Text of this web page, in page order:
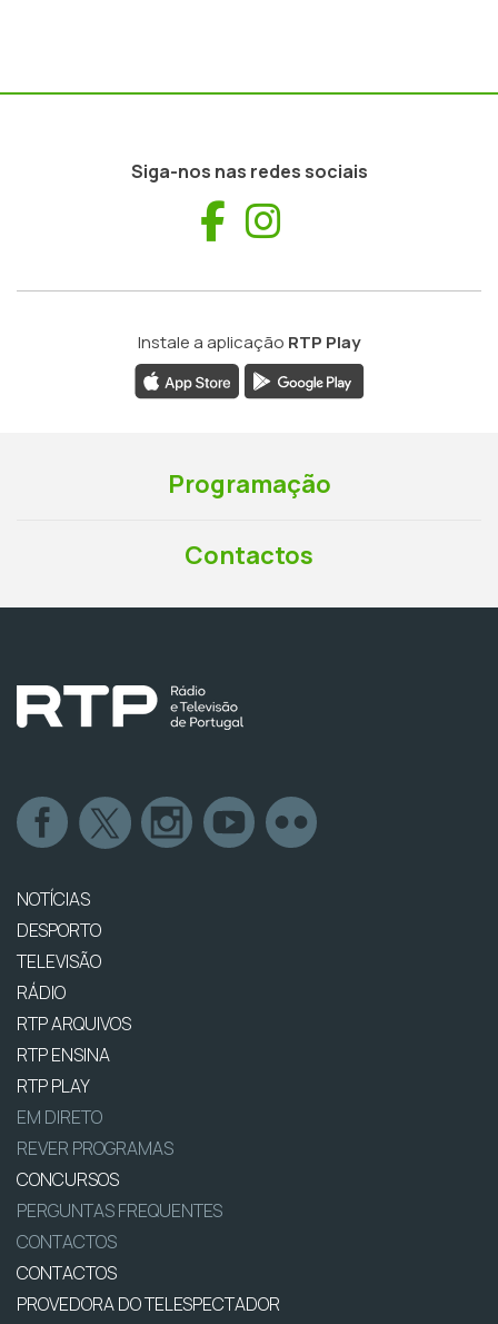
Siga-nos nas redes sociais
Facebook
Instale a aplicação RTP Play
Programação
Contactos
NOTÍCIAS
DESPORTO
TELEVISÃO
RÁDIO
RTP ARQUIVOS
RTP ENSINA
RTP PLAY
EM DIRETO
REVER PROGRAMAS
CONCURSOS
PERGUNTAS FREQUENTES
CONTACTOS
CONTACTOS
PROVEDORA DO TELESPECTADOR